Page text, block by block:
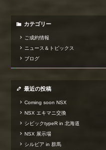
カテゴリー
ご成約情報
ニュース＆トピックス
ブログ
最近の投稿
Coming soon NSX
NSX エキマニ交換
シビックtypeR in 北海道
NSX 展示場
シルビア in 群馬